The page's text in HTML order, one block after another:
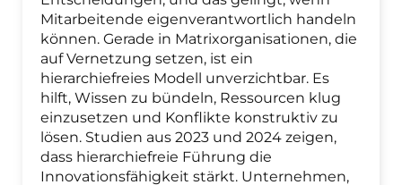
Mitarbeitende eigenverantwortlich handeln
können. Gerade in Matrixorganisationen, die
auf Vernetzung setzen, ist ein
hierarchiefreies Modell unverzichtbar. Es
hilft, Wissen zu bündeln, Ressourcen klug
einzusetzen und Konflikte konstruktiv zu
lösen. Studien aus 2023 und 2024 zeigen,
dass hierarchiefreie Führung die
Innovationsfähigkeit stärkt. Unternehmen,